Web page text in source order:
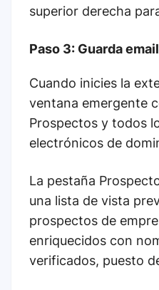
superior derecha
Paso 3: Guarda
Cuando inicies la
ventana emergente
Prospectos y todos
electrónicos de
La pestaña
una lista de vista
prospectos de
enriquecidos con
verificados, puesto